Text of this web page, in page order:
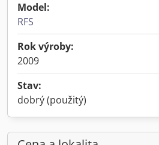
Model:
RFS
Rok výroby:
2009
Stav:
dobrý (použitý)